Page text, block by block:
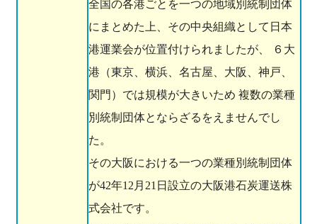
全国の各港ごとを一つの地域別統制団体
にまとめた上、その中央組織として日本
港運業会が位置付けられましたが、 ６大
港（東京、横浜、名古屋、大阪、神戸、
関門）では規模が大きいため 複数の業種
別統制団体とならざるをえませんでし
た。
その大阪における一つの業種別統制団体
が42年12月21日設立の大阪港石炭運送株
式会社です。